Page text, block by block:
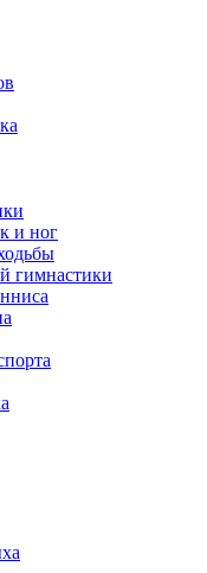
и ног
гимнастики